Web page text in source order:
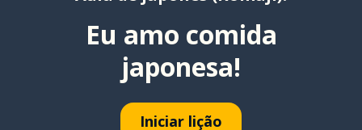
Eu amo comida
japonesa!
Iniciar lição